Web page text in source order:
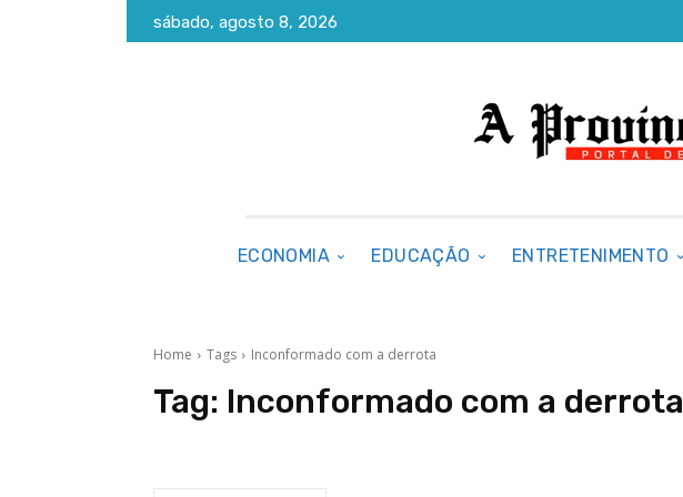
sábado, agosto 8, 2026
ECONOMIA EDUCAÇÃO ENTRETENIMENTO
Home Tags Inconformado com a derrota
Tag: Inconformado com a derrota